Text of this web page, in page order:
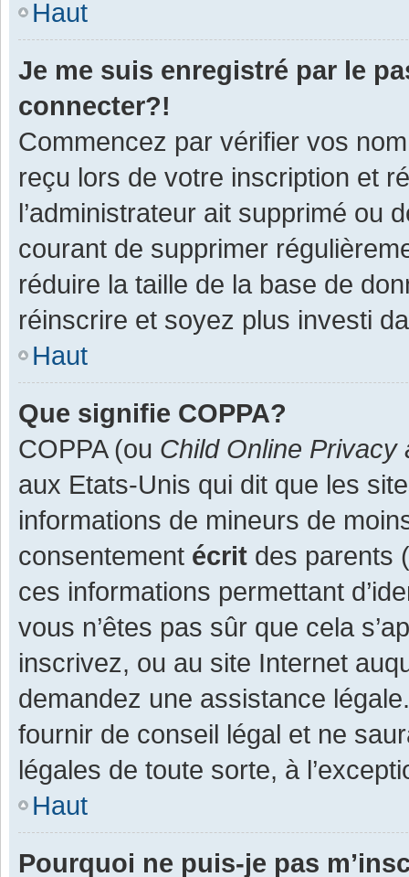
Haut
Je me suis enregistré par le
connecter?!
Commencez par vérifier vos
reçu lors de votre inscription et
l’administrateur ait supprimé ou
courant de supprimer
réduire la taille de la base de
réinscrire et soyez plus investi
Haut
Que signifie COPPA?
COPPA (ou Child Online Privacy
aux Etats-Unis qui dit que les
informations de mineurs de
consentement écrit des parents
ces informations permettant
vous n’êtes pas sûr que cela
inscrivez, ou au site Internet
demandez une assistance
fournir de conseil légal et ne
légales de toute sorte, à
Haut
Pourquoi ne puis-je pas